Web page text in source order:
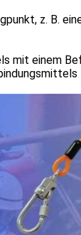
z. B.
mit einem